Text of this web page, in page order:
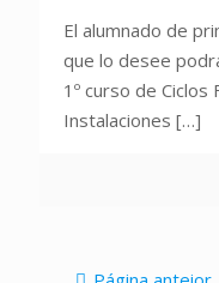
El alumnado de
que lo desee
1º curso de
Instalaciones […]